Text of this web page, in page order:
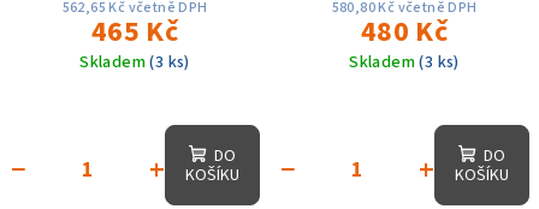
562,65 Kč včetně DPH
465 Kč
Skladem(3 ks)
+
−
DO
KOŠÍKU
580,80 Kč včetně DPH
480 Kč
Skladem(3 ks)
+
−
DO
KOŠÍKU